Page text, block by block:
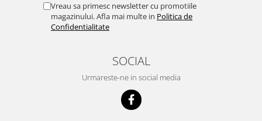
Vreau sa primesc newsletter cu promotiile
magazinului. Afla mai multe in Politica de
Confidentialitate
SOCIAL
Urmareste-ne in social media